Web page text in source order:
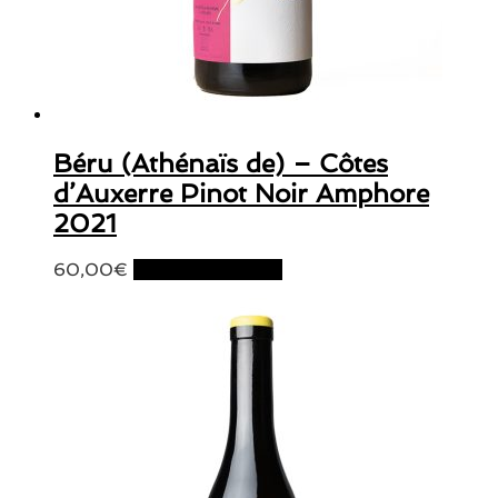
Béru (Athénaïs de) – Côtes
d’Auxerre Pinot Noir Amphore
2021
60,00€